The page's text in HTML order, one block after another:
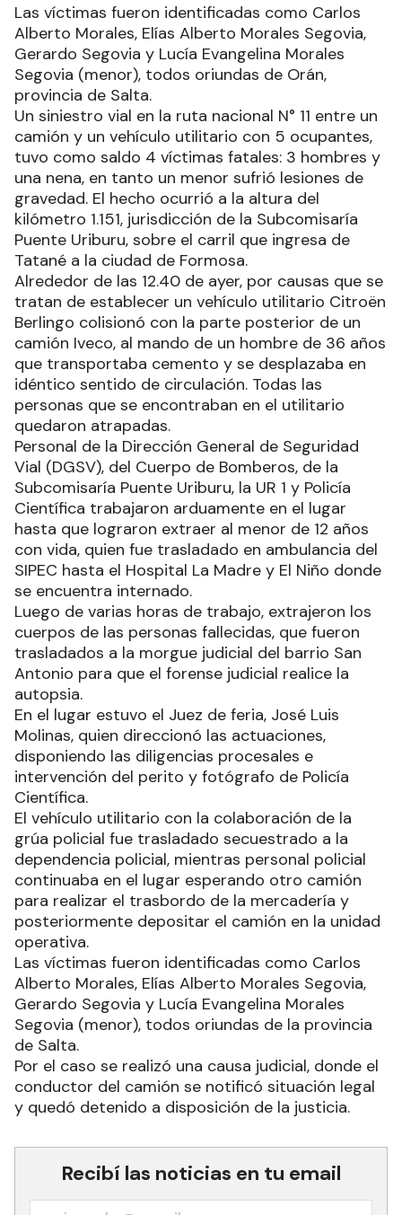
Las víctimas fueron identificadas como Carlos
Alberto Morales, Elías Alberto Morales Segovia,
Gerardo Segovia y Lucía Evangelina Morales
Segovia (menor), todos oriundas de Orán,
provincia de Salta.
Un siniestro vial en la ruta nacional N° 11 entre un
camión y un vehículo utilitario con 5 ocupantes,
tuvo como saldo 4 víctimas fatales: 3 hombres y
una nena, en tanto un menor sufrió lesiones de
gravedad. El hecho ocurrió a la altura del
kilómetro 1.151, jurisdicción de la Subcomisaría
Puente Uriburu, sobre el carril que ingresa de
Tatané a la ciudad de Formosa.
Alrededor de las 12.40 de ayer, por causas que se
tratan de establecer un vehículo utilitario Citroën
Berlingo colisionó con la parte posterior de un
camión Iveco, al mando de un hombre de 36 años
que transportaba cemento y se desplazaba en
idéntico sentido de circulación. Todas las
personas que se encontraban en el utilitario
quedaron atrapadas.
Personal de la Dirección General de Seguridad
Vial (DGSV), del Cuerpo de Bomberos, de la
Subcomisaría Puente Uriburu, la UR 1 y Policía
Científica trabajaron arduamente en el lugar
hasta que lograron extraer al menor de 12 años
con vida, quien fue trasladado en ambulancia del
SIPEC hasta el Hospital La Madre y El Niño donde
se encuentra internado.
Luego de varias horas de trabajo, extrajeron los
cuerpos de las personas fallecidas, que fueron
trasladados a la morgue judicial del barrio San
Antonio para que el forense judicial realice la
autopsia.
En el lugar estuvo el Juez de feria, José Luis
Molinas, quien direccionó las actuaciones,
disponiendo las diligencias procesales e
intervención del perito y fotógrafo de Policía
Científica.
El vehículo utilitario con la colaboración de la
grúa policial fue trasladado secuestrado a la
dependencia policial, mientras personal policial
continuaba en el lugar esperando otro camión
para realizar el trasbordo de la mercadería y
posteriormente depositar el camión en la unidad
operativa.
Las víctimas fueron identificadas como Carlos
Alberto Morales, Elías Alberto Morales Segovia,
Gerardo Segovia y Lucía Evangelina Morales
Segovia (menor), todos oriundas de la provincia
de Salta.
Por el caso se realizó una causa judicial, donde el
conductor del camión se notificó situación legal
y quedó detenido a disposición de la justicia.
Recibí las noticias en tu email